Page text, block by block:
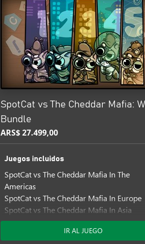
SpotCat vs The Cheddar Mafia:
Bundle
ARS$ 27.499,00
Juegos incluidos
SpotCat vs The Cheddar Mafia In The
Americas
SpotCat vs The Cheddar Mafia In Europe
SpotCat vs The Cheddar Mafia In Asia
SpotCat vs The Cheddar Mafia In Space
SpotCat vs The Cheddar Mafia Back To
IR AL JUEGO